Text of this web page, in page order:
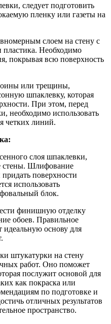
следует подготовить
пленку или газеты на
слоем на стену с
Необходимо
покрывая всю поверхность
или трещины,
шпаклевку, которая
При этом, перед
необходимо использовать
четких линий.
слоя шпаклевки,
стены. Шлифование
придать поверхности
использовать
блок.
финишную отделку
обоев. Правильное
идеальную основу для
штукатурки на стену
работ. Оно поможет
послужит основой для
как покраска или
по подготовке и
отличных результатов
пространство.